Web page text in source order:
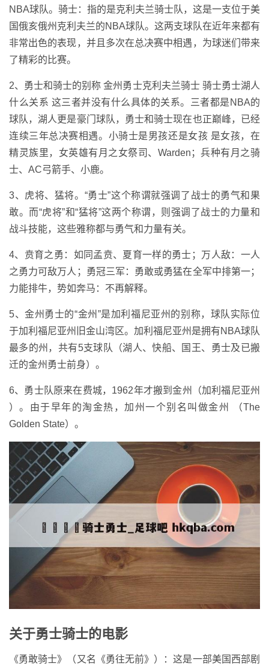
NBA球队。骑士：指的是克利夫兰骑士队，这是一支位于美
国俄亥俄州克利夫兰的NBA球队。这两支球队在近年来都有
非常出色的表现，并且多次在总决赛中相遇，为球迷们带来
了精彩的比赛。
2、勇士和骑士的别称 金州勇士克利夫兰骑士 骑士勇士湖人
什么关系 这三者并没有什么具体的关系。三者都是NBA的
球队，湖人更是豪门球队，勇士和骑士现在也正巅峰，已经
连续三年总决赛相遇。小骑士是男孩还是女孩 是女孩，在
精灵族里，女英雄有月之女祭司、Warden；兵种有月之骑
士、AC弓箭手、小鹿。
3、虎将、猛将。“勇士”这个称谓就强调了战士的勇气和果
敢。而“虎将”和“猛将”这两个称谓，则强调了战士的力量和
战斗技能，这些雅称都与勇气和力量有关。
4、贲育之勇：如同孟贲、夏育一样的勇士；万人敌：一人
之勇力可敌万人；勇冠三军：勇敢或勇猛在全军中排第一；
力能排牛，势如奔马：不再解释。
5、金州勇士的“金州”是加利福尼亚州的别称，球队实际位
于加利福尼亚州旧金山湾区。加利福尼亚州是拥有NBA球队
最多的州，共有5支球队（湖人、快船、国王、勇士及已搬
迁的金州勇士前身）。
6、勇士队原来在费城，1962年才搬到金州（加利福尼亚州
）。由于早年的淘金热，加州一个别名叫做金州 （The
Golden State）。
关于勇士骑士的电影
《勇敢骑士》（又名《勇往无前》）：这是一部美国西部剧